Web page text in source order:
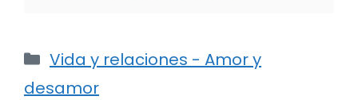
Categorías
Vida y relaciones - Amor y
desamor